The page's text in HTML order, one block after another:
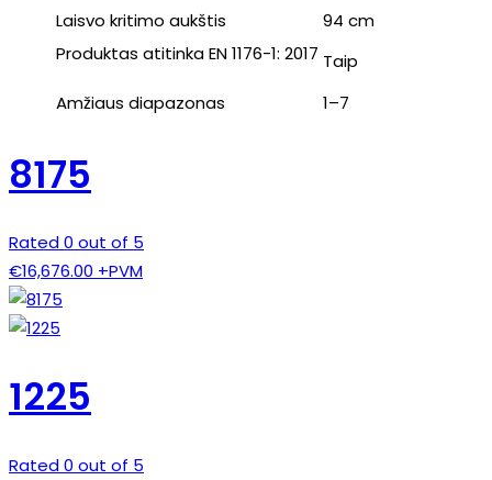
Laisvo kritimo aukštis
94 cm
Produktas atitinka EN 1176-1: 2017 Taip
Amžiaus diapazonas
1–7
8175
Rated 0 out of 5
€16,676.00 +PVM
1225
Rated 0 out of 5